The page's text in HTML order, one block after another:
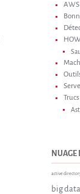
AWS
NUAGE
active
big data